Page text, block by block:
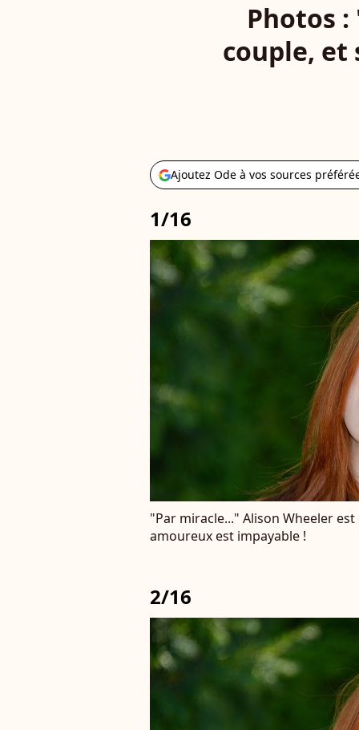
Photos
couple, et
Ajoutez Ode à vos sources
1/16
"Par miracle..." Alison Wheeler
amoureux est impayable !
2/16